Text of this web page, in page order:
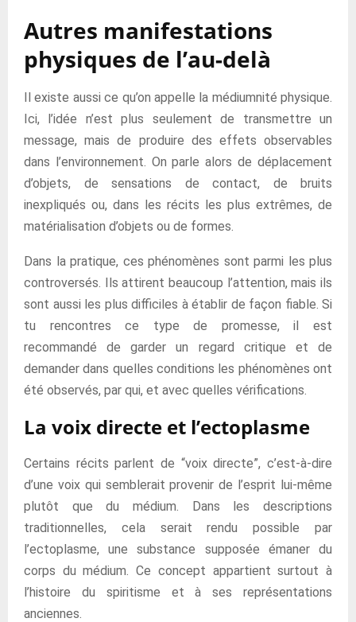
Autres manifestations
physiques de l’au-delà
Il existe aussi ce qu’on appelle la médiumnité physique.
Ici, l’idée n’est plus seulement de transmettre un
message, mais de produire des effets observables
dans l’environnement. On parle alors de déplacement
d’objets, de sensations de contact, de bruits
inexpliqués ou, dans les récits les plus extrêmes, de
matérialisation d’objets ou de formes.
Dans la pratique, ces phénomènes sont parmi les plus
controversés. Ils attirent beaucoup l’attention, mais ils
sont aussi les plus difficiles à établir de façon fiable. Si
tu rencontres ce type de promesse, il est
recommandé de garder un regard critique et de
demander dans quelles conditions les phénomènes ont
été observés, par qui, et avec quelles vérifications.
La voix directe et l’ectoplasme
Certains récits parlent de “voix directe”, c’est-à-dire
d’une voix qui semblerait provenir de l’esprit lui-même
plutôt que du médium. Dans les descriptions
traditionnelles, cela serait rendu possible par
l’ectoplasme, une substance supposée émaner du
corps du médium. Ce concept appartient surtout à
l’histoire du spiritisme et à ses représentations
anciennes.